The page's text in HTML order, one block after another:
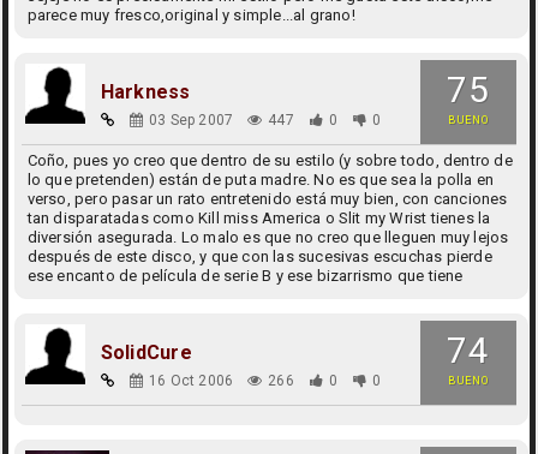
parece muy fresco,original y simple...al grano!
75
BUENO
Harkness
03 Sep 2007 447 0 0
Coño, pues yo creo que dentro de su estilo (y sobre todo, dentro de
lo que pretenden) están de puta madre. No es que sea la polla en
verso, pero pasar un rato entretenido está muy bien, con canciones
tan disparatadas como Kill miss America o Slit my Wrist tienes la
diversión asegurada. Lo malo es que no creo que lleguen muy lejos
después de este disco, y que con las sucesivas escuchas pierde
ese encanto de película de serie B y ese bizarrismo que tiene
74
BUENO
SolidCure
16 Oct 2006 266 0 0